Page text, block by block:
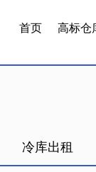
首页 高标仓
冷库出租